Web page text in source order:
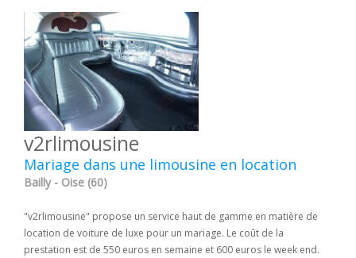
v2rlimousine
Mariage dans une limousine en location
Bailly - Oise (60)
"v2rlimousine" propose un service haut de gamme en matière de
location de voiture de luxe pour un mariage. Le coût de la
prestation est de 550 euros en semaine et 600 euros le week end.